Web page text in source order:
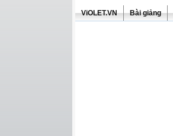
ViOLET.VN Bài giảng